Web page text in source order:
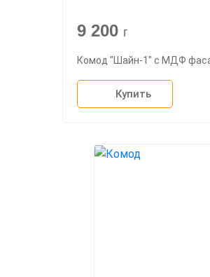
9 200 г
Комод "Шайн-1" с МДФ
Купить